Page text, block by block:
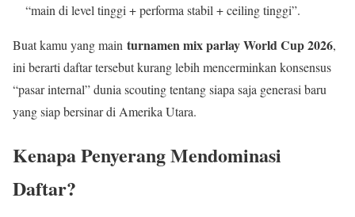
“main di level tinggi + performa stabil + ceiling tinggi”.
Buat kamu yang main turnamen mix parlay World Cup 2026,
ini berarti daftar tersebut kurang lebih mencerminkan konsensus
“pasar internal” dunia scouting tentang siapa saja generasi baru
yang siap bersinar di Amerika Utara.
Kenapa Penyerang Mendominasi
Daftar?